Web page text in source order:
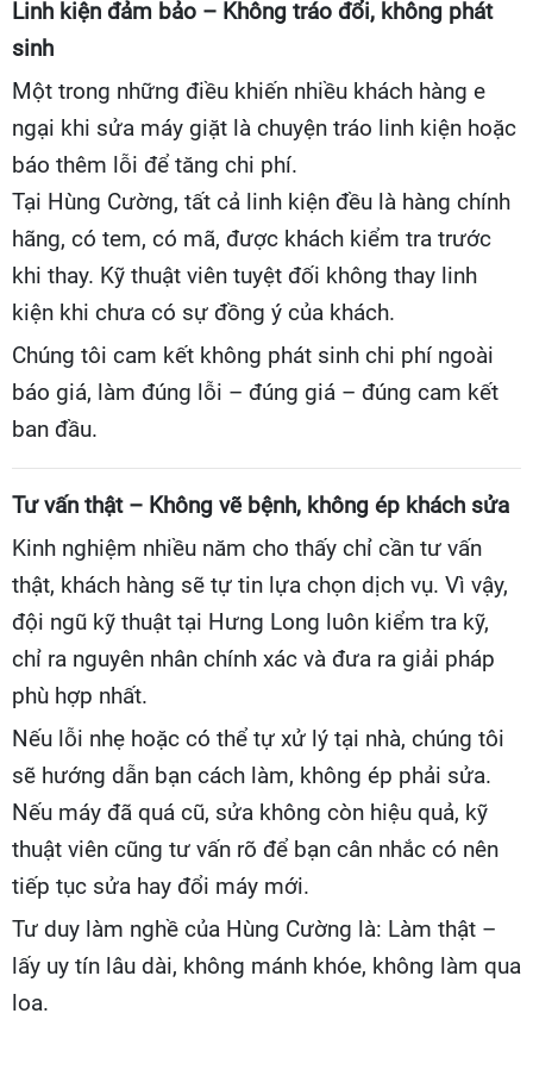
Linh kiện đảm bảo – Không tráo đổi, không phát
sinh
Một trong những điều khiến nhiều khách hàng e
ngại khi sửa máy giặt là chuyện tráo linh kiện hoặc
báo thêm lỗi để tăng chi phí.
Tại Hùng Cường, tất cả linh kiện đều là hàng chính
hãng, có tem, có mã, được khách kiểm tra trước
khi thay. Kỹ thuật viên tuyệt đối không thay linh
kiện khi chưa có sự đồng ý của khách.
Chúng tôi cam kết không phát sinh chi phí ngoài
báo giá, làm đúng lỗi – đúng giá – đúng cam kết
ban đầu.
Tư vấn thật – Không vẽ bệnh, không ép khách sửa
Kinh nghiệm nhiều năm cho thấy chỉ cần tư vấn
thật, khách hàng sẽ tự tin lựa chọn dịch vụ. Vì vậy,
đội ngũ kỹ thuật tại Hưng Long luôn kiểm tra kỹ,
chỉ ra nguyên nhân chính xác và đưa ra giải pháp
phù hợp nhất.
Nếu lỗi nhẹ hoặc có thể tự xử lý tại nhà, chúng tôi
sẽ hướng dẫn bạn cách làm, không ép phải sửa.
Nếu máy đã quá cũ, sửa không còn hiệu quả, kỹ
thuật viên cũng tư vấn rõ để bạn cân nhắc có nên
tiếp tục sửa hay đổi máy mới.
Tư duy làm nghề của Hùng Cường là: Làm thật –
lấy uy tín lâu dài, không mánh khóe, không làm qua
loa.